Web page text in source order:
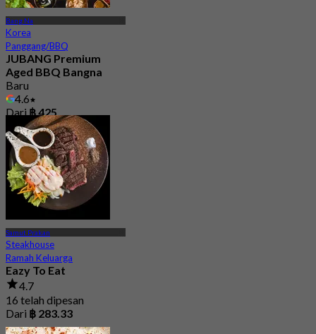
Bang Na
Korea
Panggang/BBQ
JUBANG Premium
Aged BBQ Bangna
Baru
4.6
Dari฿ 425
Samut Prakan
Steakhouse
Ramah Keluarga
Eazy To Eat
4.7
16 telah dipesan
Dari ฿ 283.33